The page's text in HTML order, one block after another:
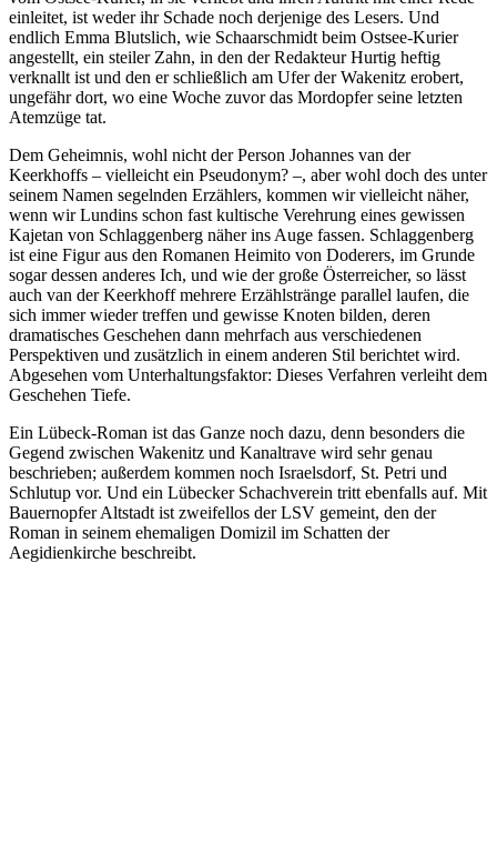
einleitet, ist weder ihr Schade noch derjenige des Lesers. Und
endlich Emma Blutslich, wie Schaarschmidt beim Ostsee-Kurier
angestellt, ein steiler Zahn, in den der Redakteur Hurtig heftig
verknallt ist und den er schließlich am Ufer der Wakenitz erobert,
ungefähr dort, wo eine Woche zuvor das Mordopfer seine letzten
Atemzüge tat.
Dem Geheimnis, wohl nicht der Person Johannes van der
Keerkhoffs – vielleicht ein Pseudonym? –, aber wohl doch des unter
seinem Namen segelnden Erzählers, kommen wir vielleicht näher,
wenn wir Lundins schon fast kultische Verehrung eines gewissen
Kajetan von Schlaggenberg näher ins Auge fassen. Schlaggenberg
ist eine Figur aus den Romanen Heimito von Doderers, im Grunde
sogar dessen anderes Ich, und wie der große Österreicher, so lässt
auch van der Keerkhoff mehrere Erzählstränge parallel laufen, die
sich immer wieder treffen und gewisse Knoten bilden, deren
dramatisches Geschehen dann mehrfach aus verschiedenen
Perspektiven und zusätzlich in einem anderen Stil berichtet wird.
Abgesehen vom Unterhaltungsfaktor: Dieses Verfahren verleiht dem
Geschehen Tiefe.
Ein Lübeck-Roman ist das Ganze noch dazu, denn besonders die
Gegend zwischen Wakenitz und Kanaltrave wird sehr genau
beschrieben; außerdem kommen noch Israelsdorf, St. Petri und
Schlutup vor. Und ein Lübecker Schachverein tritt ebenfalls auf. Mit
Bauernopfer Altstadt ist zweifellos der LSV gemeint, den der
Roman in seinem ehemaligen Domizil im Schatten der
Aegidienkirche beschreibt.